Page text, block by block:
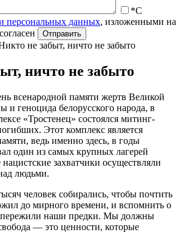
*С
персональных данных, изложенными на
не забыт, ничто не забыто
ничто не забыто
всенародной памяти жертв Великой
и геноцида белорусского народа, в
«Тростенец» состоялся митинг-
Этот комплекс является
ведь именно здесь, в годы
один из самых крупных лагерей
захватчики осуществляли
людьми.
человек собирались, чтобы почтить
до мирного времени, и вспомнить о
пережили наши предки. Мы должны
— это ценности, которые